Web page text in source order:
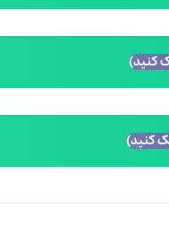
کنید)
کنید)